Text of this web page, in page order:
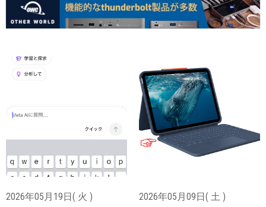
2026年05月19日( 火 ) 2026年05月09日( 土 )